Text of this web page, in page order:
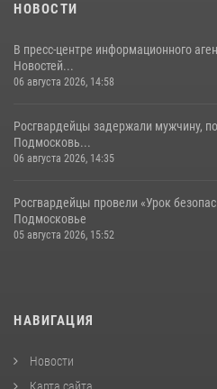
НОВОСТИ
В пресс-центре информационного
Новостей...
06 августа 2026, 14:58
Росгвардейцы задержали мужчину,
Подмосковь...
06 августа 2026, 14:35
Росгвардейцы провели «Урок
Подмосковье
05 августа 2026, 15:52
НАВИГАЦИЯ
Новости